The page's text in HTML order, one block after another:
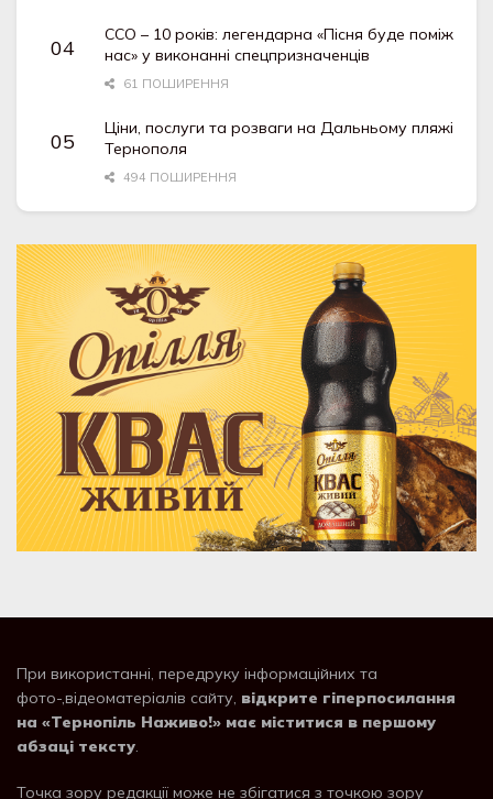
ССО – 10 років: легендарна «Пісня буде поміж
нас» у виконанні спецпризначенців
61 ПОШИРЕННЯ
Ціни, послуги та розваги на Дальньому пляжі
Тернополя
494 ПОШИРЕННЯ
При використанні, передруку інформаційних та
фото-,відеоматеріалів сайту, відкрите гіперпосилання
на «Тернопіль Наживо!» має міститися в першому
абзаці тексту.
Точка зору редакції може не збігатися з точкою зору